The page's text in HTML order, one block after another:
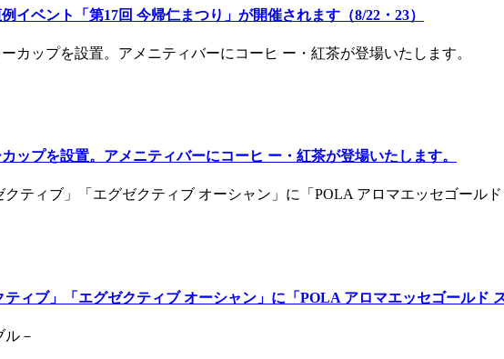
イベント「第17回 今帰仁まつり」が開催されます（8/22・23）
ップを設置。アメニティバーにコーヒ ー・紅茶が登場いたします。
ティブ」「エグゼクティブ オーシャン」に「POLA アロマエッセゴールド